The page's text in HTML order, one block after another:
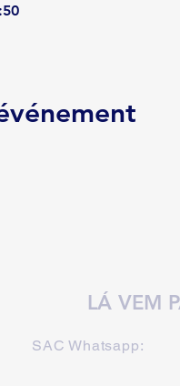
LÁ VEM
SAC Whatsapp: